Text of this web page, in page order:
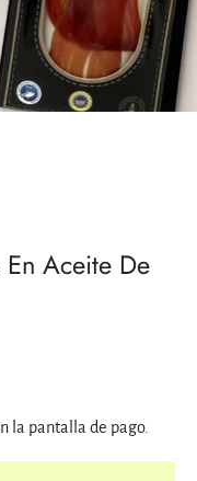
En Aceite De
la pantalla de pago.